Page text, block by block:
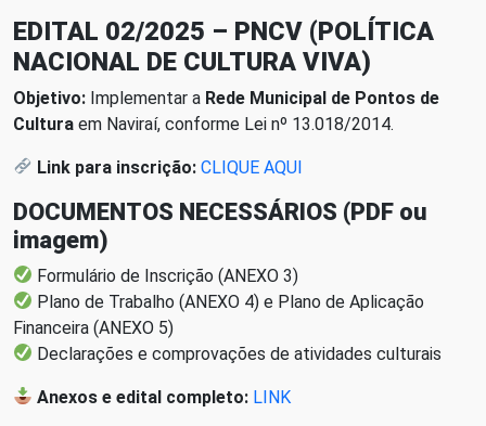
EDITAL 02/2025 – PNCV (POLÍTICA
NACIONAL DE CULTURA VIVA)
Objetivo: Implementar a Rede Municipal de Pontos de
Cultura em Naviraí, conforme Lei nº 13.018/2014.
Link para inscrição: CLIQUE AQUI
DOCUMENTOS NECESSÁRIOS (PDF ou
imagem)
Formulário de Inscrição (ANEXO 3)
Plano de Trabalho (ANEXO 4) e Plano de Aplicação
Financeira (ANEXO 5)
Declarações e comprovações de atividades culturais
Anexos e edital completo: LINK